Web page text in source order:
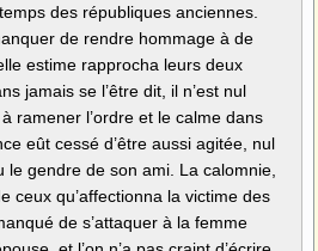
des républiques anciennes.
de rendre hommage à de
estime rapprocha leurs deux
jamais se l’être dit, il n’est nul
ramener l’ordre et le calme dans
eût cessé d’être aussi agitée, nul
le gendre de son ami. La calomnie,
ceux qu’affectionna la victime des
de s’attaquer à la femme